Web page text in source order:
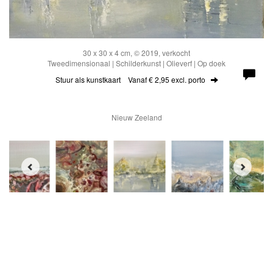
30 x 30 x 4 cm, © 2019, verkocht
Tweedimensionaal | Schilderkunst | Olieverf | Op doek
Stuur als kunstkaart Vanaf € 2,95 excl. porto
Nieuw Zeeland